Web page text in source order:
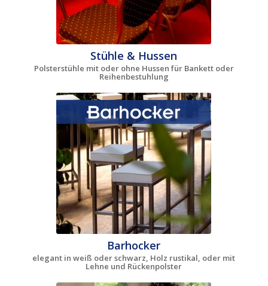
Stühle & Hussen
Polsterstühle mit oder ohne Hussen für Bankett oder
Reihenbestuhlung
Barhocker
elegant in weiß oder schwarz, Holz rustikal, oder mit
Lehne und Rückenpolster